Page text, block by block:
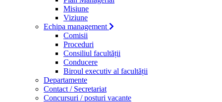
Misiune
Viziune
Echipa management
Comisii
Proceduri
Consiliul facultății
Conducere
Biroul executiv al facultății
Departamente
Contact / Secretariat
Concursuri / posturi vacante